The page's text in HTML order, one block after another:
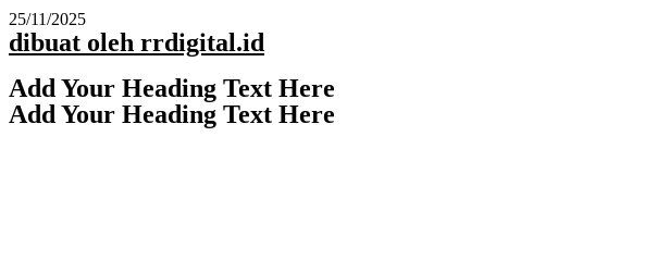
25/11/2025
dibuat oleh rrdigital.id
Add Your Heading Text Here
Add Your Heading Text Here